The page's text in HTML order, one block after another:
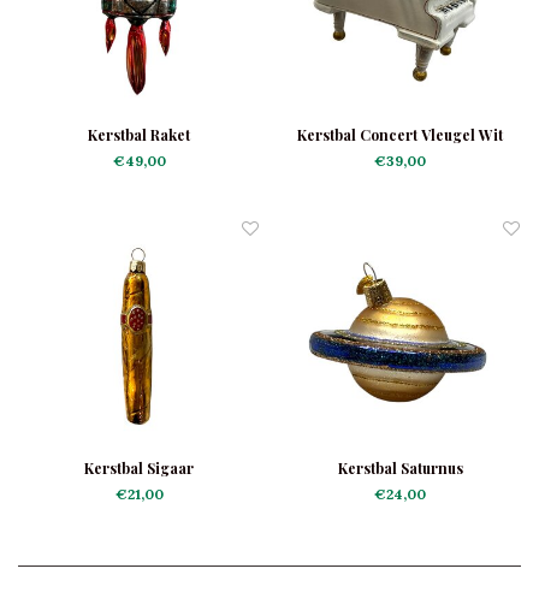
Kerstbal Raket
€49,00
Kerstbal Concert Vleugel Wit
€39,00
Kerstbal Sigaar
€21,00
Kerstbal Saturnus
€24,00